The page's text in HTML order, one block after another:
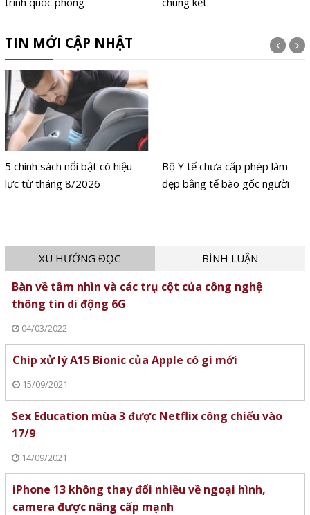
TIN MỚI CẬP NHẬT
5 chính sách nổi bật có hiệu
lực từ tháng 8/2026
Bộ Y tế chưa cấp phép làm
đẹp bằng tế bào gốc người
XU HƯỚNG ĐỌC BÌNH LUẬN
Bàn về tầm nhìn và các trụ cột của công nghệ
thông tin di động 6G
04/03/2022
Chip xử lý A15 Bionic của Apple có gì mới
15/09/2021
Sex Education mùa 3 được Netflix công chiếu vào
17/9
14/09/2021
iPhone 13 không thay đổi nhiều về ngoại hình,
camera được nâng cấp mạnh